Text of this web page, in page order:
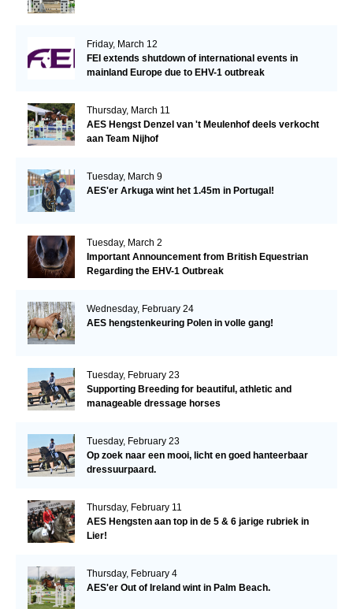
Friday, March 12
FEI extends shutdown of international events in
mainland Europe due to EHV-1 outbreak
Thursday, March 11
AES Hengst Denzel van 't Meulenhof deels verkocht
aan Team Nijhof
Tuesday, March 9
AES'er Arkuga wint het 1.45m in Portugal!
Tuesday, March 2
Important Announcement from British Equestrian
Regarding the EHV-1 Outbreak
Wednesday, February 24
AES hengstenkeuring Polen in volle gang!
Tuesday, February 23
Supporting Breeding for beautiful, athletic and
manageable dressage horses
Tuesday, February 23
Op zoek naar een mooi, licht en goed hanteerbaar
dressuurpaard.
Thursday, February 11
AES Hengsten aan top in de 5 & 6 jarige rubriek in
Lier!
Thursday, February 4
AES'er Out of Ireland wint in Palm Beach.